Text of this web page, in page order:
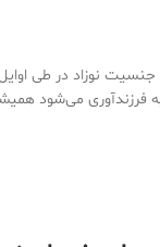
نوزاد در طی اوایل
به فرزندآوری می‌شود